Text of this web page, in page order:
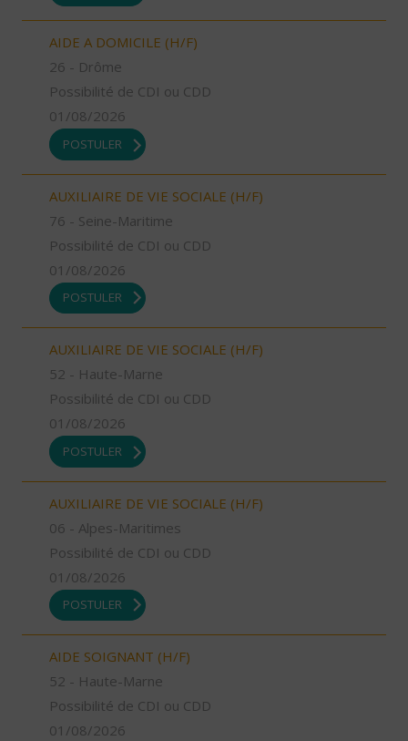
AIDE A DOMICILE (H/F)
26 - Drôme
Possibilité de CDI ou CDD
01/08/2026
POSTULER
AUXILIAIRE DE VIE SOCIALE (H/F)
76 - Seine-Maritime
Possibilité de CDI ou CDD
01/08/2026
POSTULER
AUXILIAIRE DE VIE SOCIALE (H/F)
52 - Haute-Marne
Possibilité de CDI ou CDD
01/08/2026
POSTULER
AUXILIAIRE DE VIE SOCIALE (H/F)
06 - Alpes-Maritimes
Possibilité de CDI ou CDD
01/08/2026
POSTULER
AIDE SOIGNANT (H/F)
52 - Haute-Marne
Possibilité de CDI ou CDD
01/08/2026